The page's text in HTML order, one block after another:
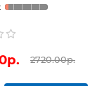
2720.00р.